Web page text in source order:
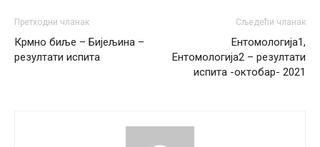
Претходни чланак
Крмно биље – Бијељина –
резултати испита
Сљедећи чланак
Ентомологија1,
Ентомологија2 – резултати
испита -октобар- 2021